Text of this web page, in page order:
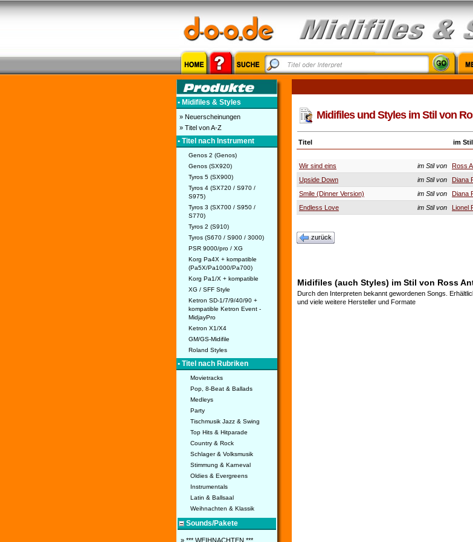
• Midifiles & Styles
» Neuerscheinungen
» Titel von A-Z
• Titel nach Instrument
Genos 2 (Genos)
Genos (SX920)
Tyros 5 (SX900)
Tyros 4 (SX720 / S970 /
S975)
Tyros 3 (SX700 / S950 /
S770)
Tyros 2 (S910)
Tyros (S670 / S900 / 3000)
PSR 9000/pro / XG
Korg Pa4X + kompatible
(Pa5X/Pa1000/Pa700)
Korg Pa1/X + kompatible
XG / SFF Style
Ketron SD-1/7/9/40/90 +
kompatible Ketron Event -
MidjayPro
Ketron X1/X4
GM/GS-Midifile
Roland Styles
• Titel nach Rubriken
Movietracks
Pop, 8-Beat & Ballads
Medleys
Party
Tischmusik Jazz & Swing
Top Hits & Hitparade
Country & Rock
Schlager & Volksmusik
Stimmung & Karneval
Oldies & Evergreens
Instrumentals
Latin & Ballsaal
Weihnachten & Klassik
Sounds/Pakete
» *** WEIHNACHTEN ***
Midifiles und Styles im Stil von
Titel im
Wir sind eins
im Stil von
Ross
Upside Down
im Stil von
Diana
Smile (Dinner Version)
im Stil von
Diana
Endless Love
im Stil von Lionel
zurück
Midifiles (auch Styles) im Stil von Ross
Durch den Interpreten bekannt gewordenen Songs.
und viele weitere Hersteller und Formate